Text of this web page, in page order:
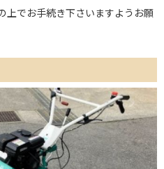
上でお手続き下さいますようお願